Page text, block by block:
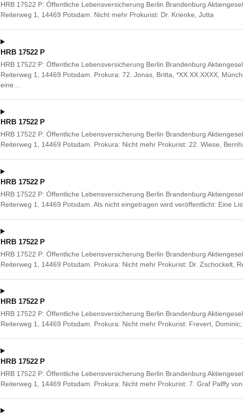
HRB 17522 P: Öffentliche Lebensversicherung Berlin Brandenburg
Reiterweg 1, 14469 Potsdam. Nicht mehr Prokurist: Dr. Krienke, Jutta
HRB 17522 P
HRB 17522 P: Öffentliche Lebensversicherung Berlin Brandenburg
Reiterweg 1, 14469 Potsdam. Prokura: 72. Jonas, Britta, *XX.XX.XXXX,
eine…
HRB 17522 P
HRB 17522 P: Öffentliche Lebensversicherung Berlin Brandenburg
Reiterweg 1, 14469 Potsdam. Prokura: Nicht mehr Prokurist: 22. Wiese,
HRB 17522 P
HRB 17522 P: Öffentliche Lebensversicherung Berlin Brandenburg
Reiterweg 1, 14469 Potsdam. Als nicht eingetragen wird veröffentlicht: Eine
HRB 17522 P
HRB 17522 P: Öffentliche Lebensversicherung Berlin Brandenburg
Reiterweg 1, 14469 Potsdam. Prokura: Nicht mehr Prokurist: Dr. Zschockelt,
HRB 17522 P
HRB 17522 P: Öffentliche Lebensversicherung Berlin Brandenburg
Reiterweg 1, 14469 Potsdam. Prokura: Nicht mehr Prokurist: Frevert, Dominic;
HRB 17522 P
HRB 17522 P: Öffentliche Lebensversicherung Berlin Brandenburg
Reiterweg 1, 14469 Potsdam. Prokura: Nicht mehr Prokurist: 7. Graf Palffy